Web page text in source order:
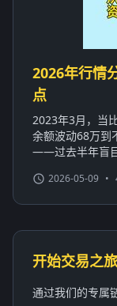
2026年行情
点
2023年3月，当
余额波动68万到
——过去半年盲
2026-05-09 •
开始交易之旅
通过我们的专属